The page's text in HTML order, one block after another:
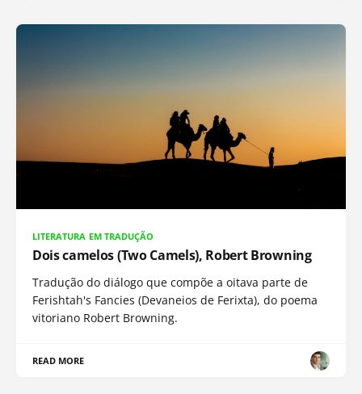
LITERATURA EM TRADUÇÃO
Dois camelos (Two Camels), Robert Browning
Tradução do diálogo que compõe a oitava parte de
Ferishtah's Fancies (Devaneios de Ferixta), do poema
vitoriano Robert Browning.
READ MORE